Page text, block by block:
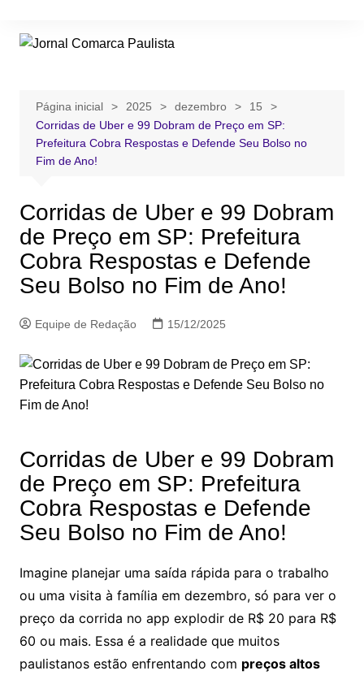
Página inicial 2025 dezembro
15
Corridas de Uber e 99 Dobram de Preço em SP:
Prefeitura Cobra Respostas e Defende Seu Bolso no
Fim de Ano!
Corridas de Uber e 99 Dobram
de Preço em SP: Prefeitura
Cobra Respostas e Defende
Seu Bolso no Fim de Ano!
Equipe de Redação 15/12/2025
Corridas de Uber e 99 Dobram
de Preço em SP: Prefeitura
Cobra Respostas e Defende
Seu Bolso no Fim de Ano!
Imagine planejar uma saída rápida para o trabalho
ou uma visita à família em dezembro, só para ver o
preço da corrida no app explodir de R$ 20 para R$
60 ou mais. Essa é a realidade que muitos
paulistanos estão enfrentando com preços altos